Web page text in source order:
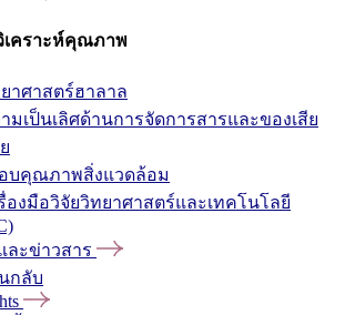
เคราะห์คุณภาพ
าศาสตร์ฮาลาล
มเป็นเลิศด้านการจัดการสารและของเสีย
บคุณภาพสิ่งแวดล้อม
องมือวิจัยวิทยาศาสตร์และเทคโนโลยี
ละข่าวสาร
กลับ